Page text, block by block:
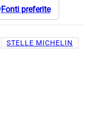
Fonti preferite
STELLE MICHELIN